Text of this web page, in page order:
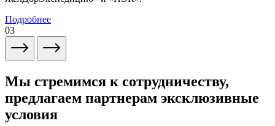
Подробнее
03
Мы стремимся к сотрудничеству,
предлагаем партнерам эксклюзивные
условия